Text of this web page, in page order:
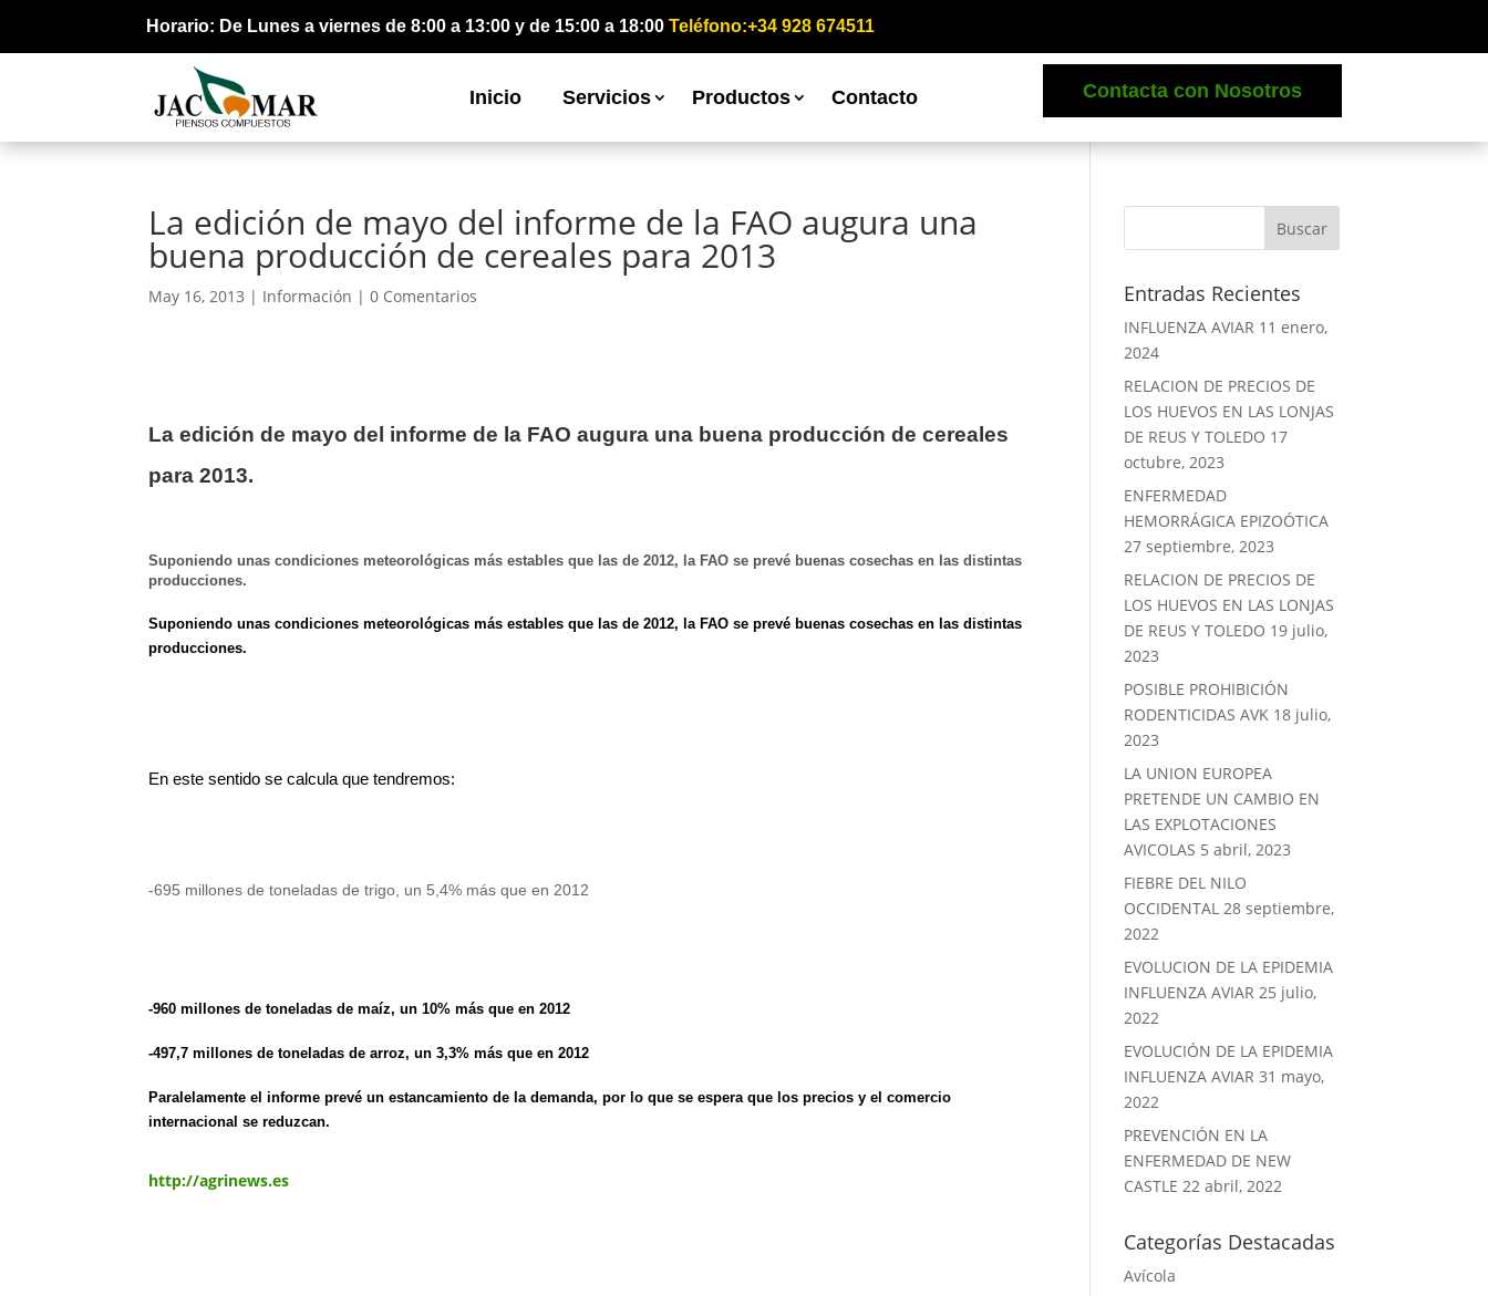
Horario: De Lunes a viernes de 8:00 a 13:00 y de 15:00 a 18:00 Teléfono:+34 928 674511
Inicio Servicios Productos Contacto Contacta con Nosotros
La edición de mayo del informe de la FAO augura una
buena producción de cereales para 2013
May 16, 2013 | Información |0 Comentarios
La edición de mayo del informe de la FAO augura una buena producción de cereales
para 2013.
Suponiendo unas condiciones meteorológicas más estables que las de 2012, la FAO se prevé buenas cosechas en las distintas
producciones.
Suponiendo unas condiciones meteorológicas más estables que las de 2012, la FAO se prevé buenas cosechas en las distintas
producciones.
En este sentido se calcula que tendremos:
-695 millones de toneladas de trigo, un 5,4% más que en 2012
-960 millones de toneladas de maíz, un 10% más que en 2012
-497,7 millones de toneladas de arroz, un 3,3% más que en 2012
Paralelamente el informe prevé un estancamiento de la demanda, por lo que se espera que los precios y el comercio
internacional se reduzcan.
http://agrinews.es
Entradas Recientes
INFLUENZA AVIAR 11 enero,
2024
RELACION DE PRECIOS DE
LOS HUEVOS EN LAS LONJAS
DE REUS Y TOLEDO 17
octubre, 2023
ENFERMEDAD
HEMORRÁGICA EPIZOÓTICA
27 septiembre, 2023
RELACION DE PRECIOS DE
LOS HUEVOS EN LAS LONJAS
DE REUS Y TOLEDO 19 julio,
2023
POSIBLE PROHIBICIÓN
RODENTICIDAS AVK 18 julio,
2023
LA UNION EUROPEA
PRETENDE UN CAMBIO EN
LAS EXPLOTACIONES
AVICOLAS 5 abril, 2023
FIEBRE DEL NILO
OCCIDENTAL 28 septiembre,
2022
EVOLUCION DE LA EPIDEMIA
INFLUENZA AVIAR 25 julio,
2022
EVOLUCIÓN DE LA EPIDEMIA
INFLUENZA AVIAR 31 mayo,
2022
PREVENCIÓN EN LA
ENFERMEDAD DE NEW
CASTLE 22 abril, 2022
Categorías Destacadas
Avícola